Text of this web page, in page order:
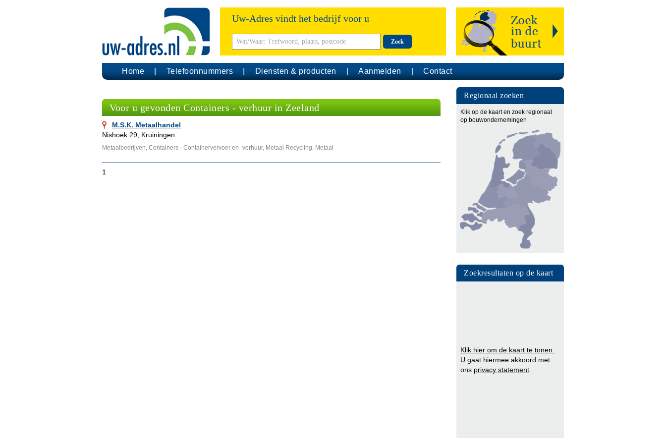
Uw-Adres vindt het bedrijf voor u
Zoek
Home Telefoonnummers Diensten & producten Aanmelden Contact
Voor u gevonden Containers - verhuur in Zeeland
M.S.K. Metaalhandel
Nishoek 29, Kruiningen
Metaalbedrijven, Containers - Containervervoer en -verhuur, Metaal Recycling, Metaal
1
Regionaal zoeken
Klik op de kaart en zoek regionaal
op bouwondernemingen
Zoekresultaten op de kaart
Klik hier om de kaart te tonen.
U gaat hiermee akkoord met
ons privacy statement